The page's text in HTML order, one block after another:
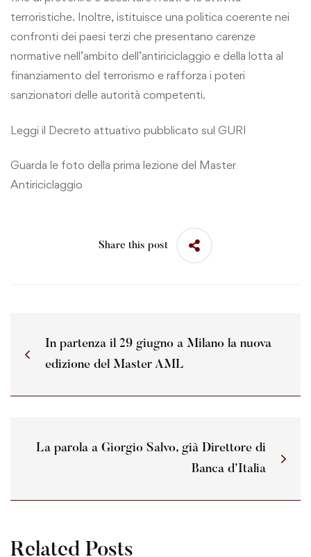
terroristiche. Inoltre, istituisce una politica coerente nei
confronti dei paesi terzi che presentano carenze
normative nell’ambito dell’antiriciclaggio e della lotta al
finanziamento del terrorismo e rafforza i poteri
sanzionatori delle autorità competenti.
Leggi il Decreto attuativo pubblicato sul GURI
Guarda le foto della prima lezione del Master
Antiriciclaggio
Share this post
In partenza il 29 giugno a Milano la nuova
edizione del Master AML
La parola a Giorgio Salvo, già Direttore di
Banca d’Italia
Related Posts